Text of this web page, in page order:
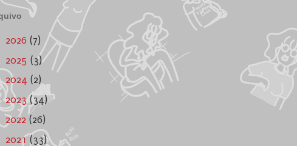
2026 (7)
2025 (3)
2024 (2)
2023(34)
2022 (26)
2021 (33)